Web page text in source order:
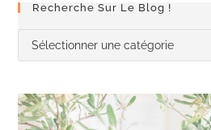
Recherche Sur Le Blog !